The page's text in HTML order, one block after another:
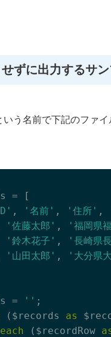
ずに出力するサ
いう名前で下記のファイ
= [
, '名前' , '住所' ,
'佐藤太郎' , '福岡県
'鈴木花子' , '長崎県
'山田太郎' , '大分県
= ''
($records as
($recordRow